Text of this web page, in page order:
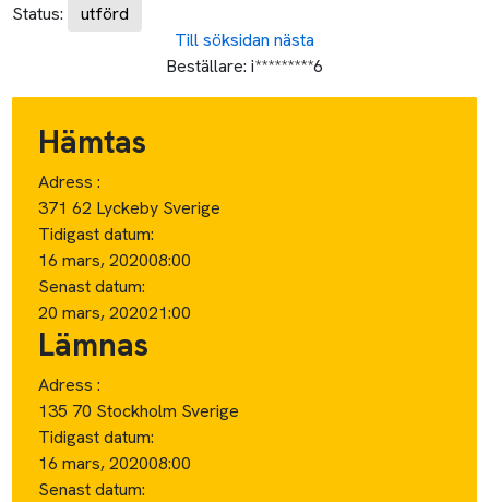
Status:
utförd
Till söksidan nästa
Beställare: i*********6
Hämtas
Adress :
371 62 Lyckeby Sverige
Tidigast datum:
16 mars, 202008:00
Senast datum:
20 mars, 202021:00
Lämnas
Adress :
135 70 Stockholm Sverige
Tidigast datum:
16 mars, 202008:00
Senast datum: